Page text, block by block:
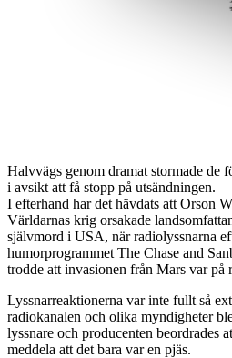
Halvvägs genom dramat stormade de
i avsikt att få stopp på utsändningen.
I efterhand har det hävdats att Orson
Världarnas krig orsakade
självmord i USA, när radiolyssnarna
humorprogrammet The Chase and
trodde att invasionen från Mars var på
Lyssnarreaktionerna var inte fullt så
radiokanalen och olika myndigheter
lyssnare och producenten beordrades
meddela att det bara var en pjäs.